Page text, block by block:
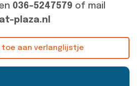
036-5247579 of mail
plaza.nl
toe aan verlanglijstje